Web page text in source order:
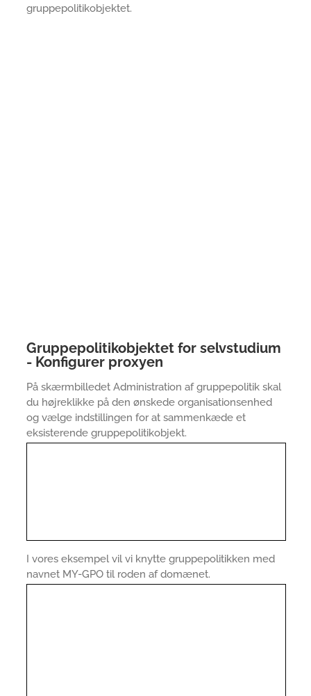
gruppepolitikobjektet.
Gruppepolitikobjektet for selvstudium
- Konfigurer proxyen
På skærmbilledet Administration af gruppepolitik skal
du højreklikke på den ønskede organisationsenhed
og vælge indstillingen for at sammenkæde et
eksisterende gruppepolitikobjekt.
I vores eksempel vil vi knytte gruppepolitikken med
navnet MY-GPO til roden af domænet.